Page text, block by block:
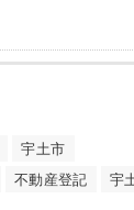
宇土市
不動産登記 宇